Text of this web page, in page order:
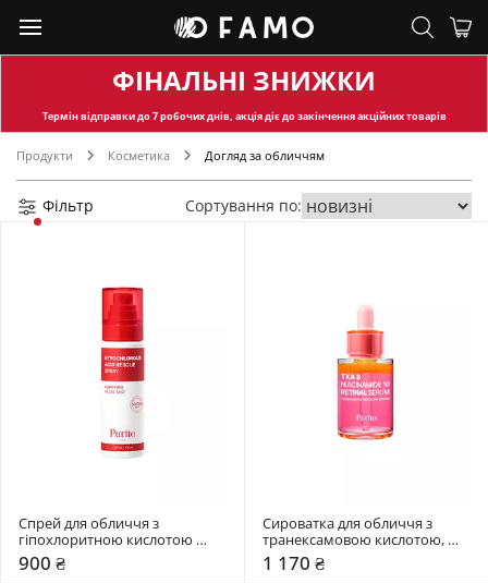
ФІНАЛЬНІ ЗНИЖКИ
Термін відправкидо 7 робочих днів, акція діє до закінчення акційних товарів
Продукти Косметика Догляд за обличчям
Фільтр Сортування по:
Спрей для обличчя з
гіпохлоритною кислотою
Purito Seoul 100 мл
900 ₴
Сироватка для обличчя з
транексамовою кислотою,
ніацинамідом та ретиналем
Purito Seoul 30 мл
1 170 ₴